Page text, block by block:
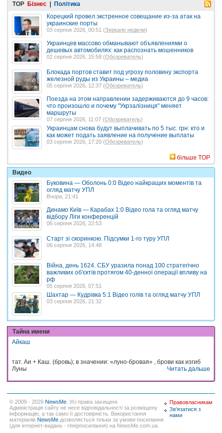
TOP Бізнес
Політика
Корецкий провел экстренное совещание из-за атак на
украинские порты
03 серпня 2026, 00:51 (Зеркало недели)
Украинцев массово обманывают объявлениями о
дешевых автомобилях: как распознать мошенников
02 серпня 2026, 15:58 (Обозреватель)
Блокада портов ставит под угрозу половину экспорта
железной руды из Украины – медиа
05 серпня 2026, 12:37 (Обозреватель)
Поезда на этом направлении задерживаются до 9 часов:
что произошло и почему "Укрзалізниця" меняет
маршруты
07 серпня 2026, 11:07 (Обозреватель)
Украинцам снова будут выплачивать по 5 тыс. грн: кто и
как может подать заявление на получение выплаты
03 серпня 2026, 17:20 (Обозреватель)
більше TOP
Видео
Буковина — Оболонь 0:0 Відео найкращих моментів та
огляд матчу УПЛ
Вчора, 21:41
Динамо Київ — Карабах 1:0 Відео гола та огляд матчу
відбору Ліги конференцій
06 серпня 2026, 22:53
Старт зі скоринкою. Підсумки 1-го туру УПЛ
06 серпня 2026, 14:48
Війна, день 1624. СБУ уразила понад 100 стратегічно
важливих об'єктів протягом 40-денної операції впливу на
рф
05 серпня 2026, 07:51
Шахтар — Кудрівка 5:1 Відео голів та огляд матчу УПЛ
03 серпня 2026, 21:32
Тайна имени
Айкаш
тат. Аи + Каш. (бровь); в значении: «луно-бровая» , брови как изгиб
Луны
Читать дальше
© 2009 - 2026 NewsMe . Усі права захищені.
Адміністрація сайту не несе відповідальності за розміщену
інформацію, а так само її достовірність. Використання
матеріалів NewsMe дозволяється тільки за умови посилання
(для інтернет-видань - гіперпосилання) на NewsMe.com.ua.
Правовласникам
Зв'язатися з
нами